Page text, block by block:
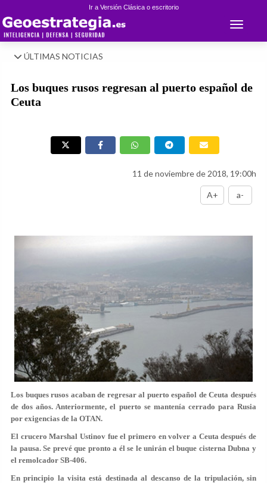
Ir a Versión Clásica o escritorio
Toggle
ÚLTIMAS NOTICIAS
Los buques rusos regresan al puerto español de
Ceuta
11 de noviembre de 2018, 19:00h
A+ a-
Los buques rusos acaban de regresar al puerto español de Ceuta después
de dos años. Anteriormente, el puerto se mantenía cerrado para Rusia
por exigencias de la OTAN.
El crucero Marshal Ustinov fue el primero en volver a Ceuta después de
la pausa. Se prevé que pronto a él se le unirán el buque cisterna Dubna y
el remolcador SB-406.
En principio la visita está destinada al descanso de la tripulación, sin